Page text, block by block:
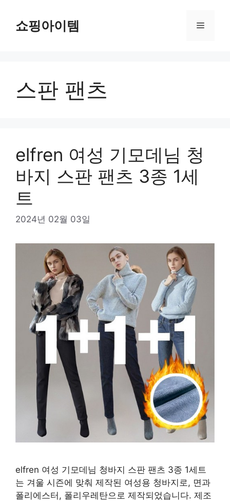
쇼핑아이템 메
스판 팬츠
elfren 여성 기모데님 청
바지 스판 팬츠 3종 1세
트
2024년 02월 03일
elfren 여성 기모데님 청바지 스판 팬츠 3종 1세트
는 겨울 시즌에 맞춰 제작된 여성용 청바지로, 면과
폴리에스터, 폴리우레탄으로 제작되었습니다. 제조